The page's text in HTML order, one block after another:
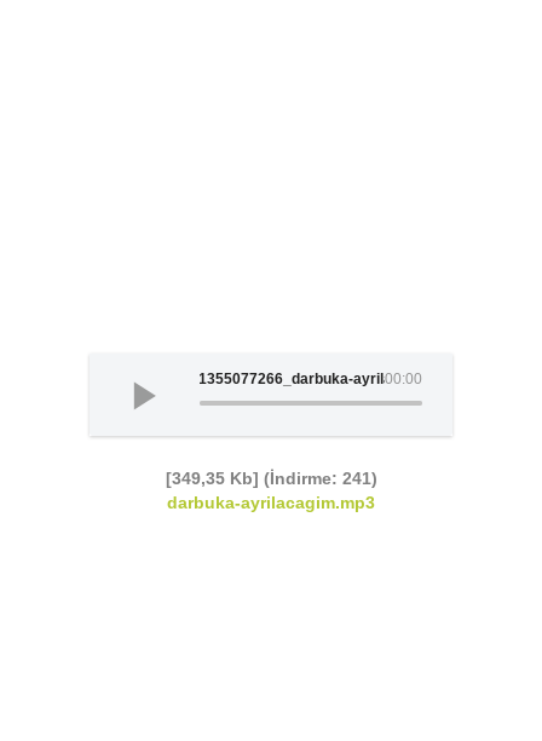
00:00
1355077266_darbuka-ayrilacagim
[349,35 Kb] (İndirme: 241)
darbuka-ayrilacagim.mp3